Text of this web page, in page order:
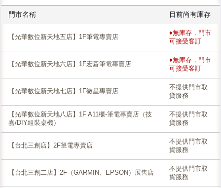
門市名稱 目前尚有庫存
【光華數位新天地五店】1F筆電專賣店
♦無庫存，門市
可接受客訂
【光華數位新天地六店】1F宏碁筆電專賣店
♦無庫存，門市
可接受客訂
【光華數位新天地七店】1F微星專賣店
不提供門市取
貨服務
【光華數位新天地八店】1F A11櫃-筆電專賣店（技
嘉/DIY組裝桌機）
不提供門市取
貨服務
【台北三創店】2F筆電專賣店
不提供門市取
貨服務
【台北三創二店】2F（GARMIN、EPSON）展售店
不提供門市取
貨服務